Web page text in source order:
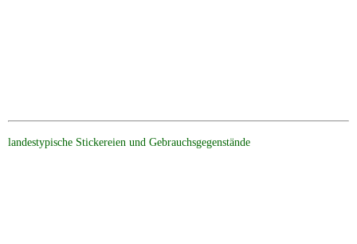
landestypische Stickereien und Gebrauchsgegenstände